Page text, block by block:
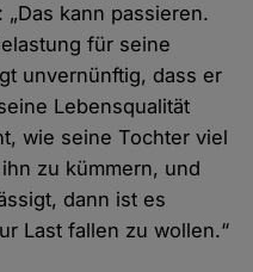
„Das kann passieren.
für seine
unvernünftig, dass er
Lebensqualität
wie seine Tochter viel
zu kümmern, und
dann ist es
Last fallen zu wollen.“